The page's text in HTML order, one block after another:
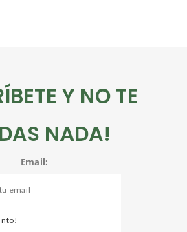
Y NO TE
NADA!
Email: